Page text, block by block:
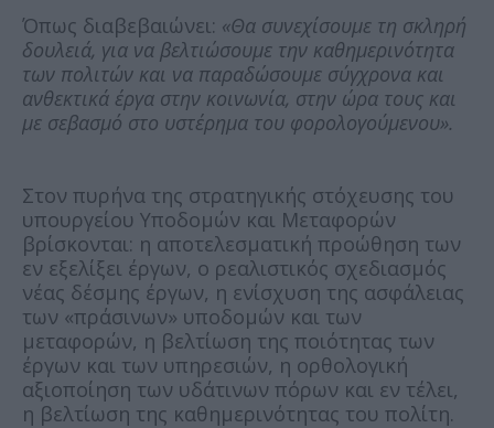
Όπως διαβεβαιώνει: «Θα συνεχίσουμε τη σκληρή
δουλειά, για να βελτιώσουμε την καθημερινότητα
των πολιτών και να παραδώσουμε σύγχρονα και
ανθεκτικά έργα στην κοινωνία, στην ώρα τους και
με σεβασμό στο υστέρημα του φορολογούμενου».
Στον πυρήνα της στρατηγικής στόχευσης του
υπουργείου Υποδομών και Μεταφορών
βρίσκονται: η αποτελεσματική προώθηση των
εν εξελίξει έργων, ο ρεαλιστικός σχεδιασμός
νέας δέσμης έργων, η ενίσχυση της ασφάλειας
των «πράσινων» υποδομών και των
μεταφορών, η βελτίωση της ποιότητας των
έργων και των υπηρεσιών, η ορθολογική
αξιοποίηση των υδάτινων πόρων και εν τέλει,
η βελτίωση της καθημερινότητας του πολίτη.